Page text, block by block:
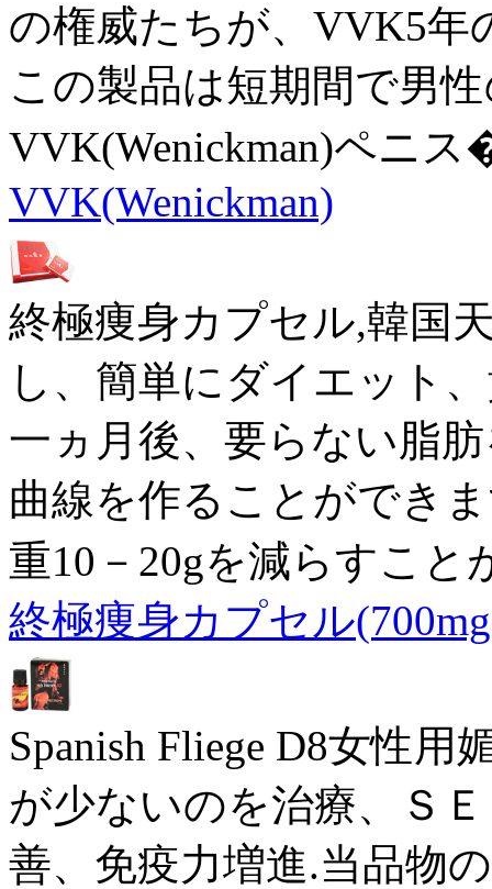
の権威たちが、VVK5年
この製品は短期間で男
VVK(Wenickman)ペニ
VVK(Wenickman)
終極痩身カプセル,韓国
し、簡単にダイエット
一ヵ月後、要らない脂
曲線を作ることができ
重10－20gを減らすこ
終極痩身カプセル
Spanish Fliege D8女性
が少ないのを治療、Ｓ
善、免疫力増進.当品物